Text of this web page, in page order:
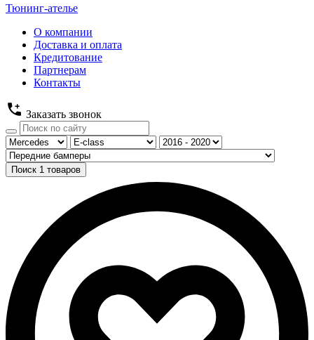
Тюнинг-ателье
О компании
Доставка и оплата
Кредитование
Партнерам
Контакты
Заказать звонок
Поиск 1 товаров